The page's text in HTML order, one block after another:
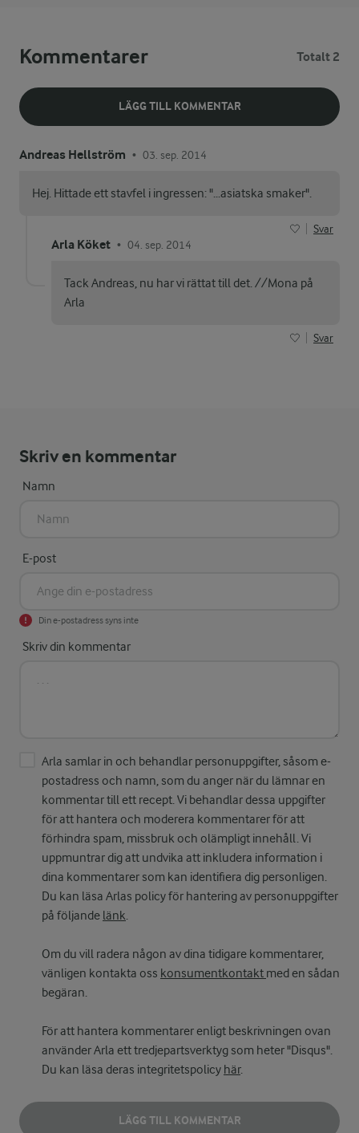
Kommentarer Totalt 2
LÄGG TILL KOMMENTAR
Andreas Hellström • 03. sep. 2014
Hej. Hittade ett stavfel i ingressen: "...asiatska smaker".
Svar
Arla Köket • 04. sep. 2014
Tack Andreas, nu har vi rättat till det. //Mona på
Arla
Svar
Skriv en kommentar
Namn
E-post
Din e-postadress syns inte
Skriv din kommentar
Arla samlar in och behandlar personuppgifter, såsom e-
postadress och namn, som du anger när du lämnar en
kommentar till ett recept. Vi behandlar dessa uppgifter
för att hantera och moderera kommentarer för att
förhindra spam, missbruk och olämpligt innehåll. Vi
uppmuntrar dig att undvika att inkludera information i
dina kommentarer som kan identifiera dig personligen.
Du kan läsa Arlas policy för hantering av personuppgifter
på följande länk.
Om du vill radera någon av dina tidigare kommentarer,
vänligen kontakta oss konsumentkontakt med en sådan
begäran.
För att hantera kommentarer enligt beskrivningen ovan
använder Arla ett tredjepartsverktyg som heter "Disqus".
Du kan läsa deras integritetspolicy här.
LÄGG TILL KOMMENTAR